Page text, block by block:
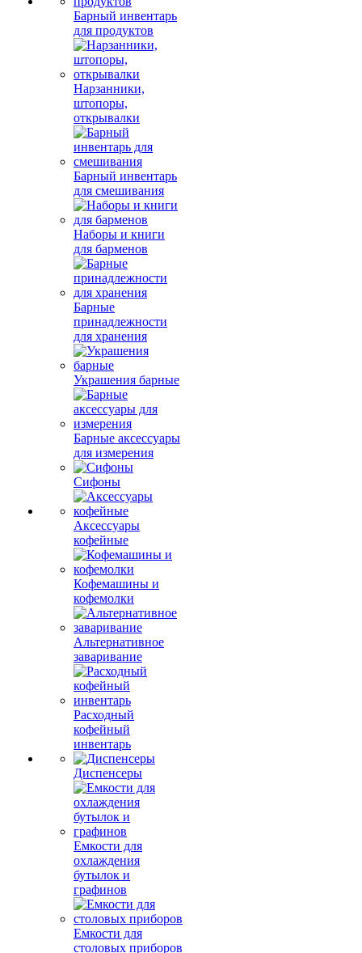
Барный инвентарь
для продуктов
Нарзанники,
штопоры,
открывалки
Барный инвентарь
для смешивания
Наборы и книги
для барменов
Барные
принадлежности
для хранения
Украшения барные
Барные аксессуары
для измерения
Сифоны
Аксессуары
кофейные
Кофемашины и
кофемолки
Альтернативное
заваривание
Расходный
кофейный
инвентарь
Диспенсеры
Емкости для
охлаждения
бутылок и
графинов
Емкости для
столовых приборов